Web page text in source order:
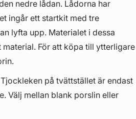
nedre lådan. Lådorna har
ingår ett startkit med tre
lyfta upp. Materialet i dessa
För att köpa till ytterligare
på tvättstället är endast
Välj mellan blank porslin eller